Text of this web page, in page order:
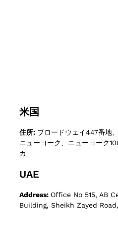
米国
住所: ブロードウェイ447番地
ニューヨーク、ニューヨーク
カ
UAE
Address: Office No 515, AB
Building, Sheikh Zayed